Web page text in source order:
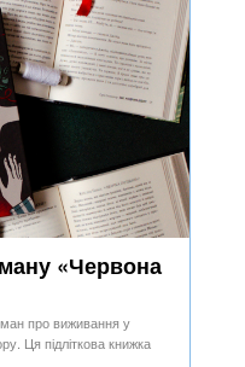
«Червона
про виживання у
Ця підліткова книжка